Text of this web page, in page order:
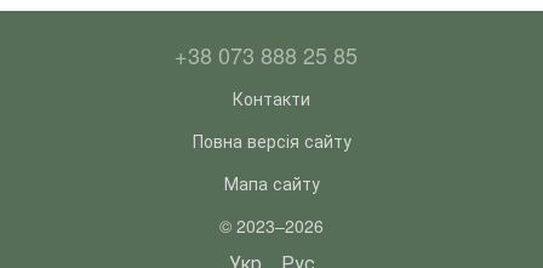
+38 073 888 25 85
Контакти
Повна версія сайту
Мапа сайту
© 2023–2026